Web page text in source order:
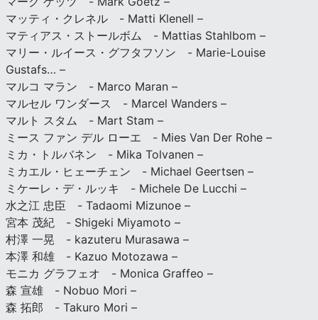
マッティ・クレネル - Matti Klenell –
マティアス・ストールボム - Mattias Stahlbom –
マリー・ルイース・グフタフソン - Marie-Louise
Gustafs… –
マルコ マラン - Marco Maran –
マルセル ワンダース - Marcel Wanders –
マルト スタム - Mart Stam –
ミース ファン デル ローエ - Mies Van Der Rohe –
ミカ・トルバネン - Mika Tolvanen –
ミカエル・ヒェーチェン - Michael Geertsen –
ミケーレ・デ・ルッキ - Michele De Lucchi –
水之江 忠臣 - Tadaomi Mizunoe –
宮本 茂紀 - Shigeki Miyamoto –
村澤 一晃 - kazuteru Murasawa –
本澤 和雄 - Kazuo Motozawa –
モニカ グラフェオ - Monica Graffeo –
森 宣雄 - Nobuo Mori –
森 拓郎 - Takuro Mori –